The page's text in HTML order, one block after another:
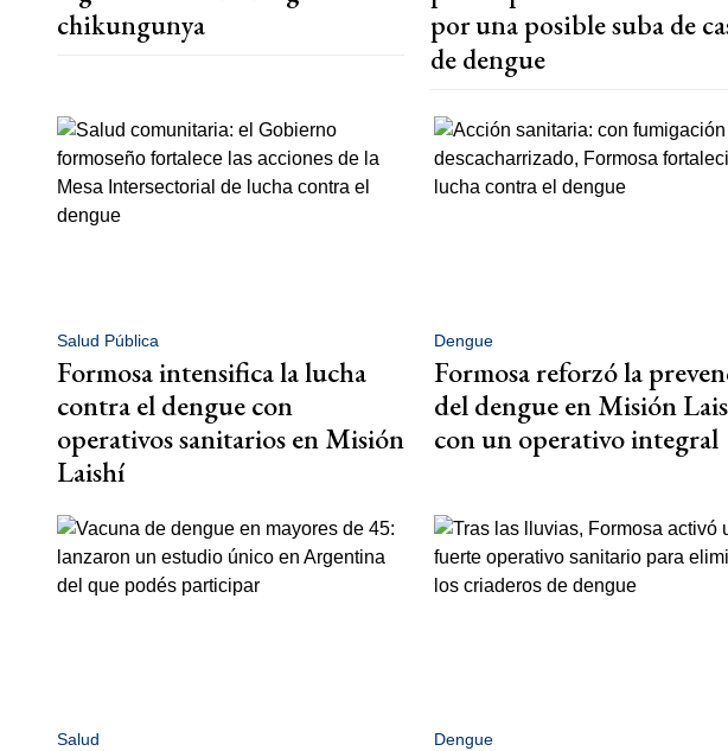
chikungunya
por una posible suba de
de dengue
Salud Pública
Formosa intensifica la lucha
contra el dengue con
operativos sanitarios en Misión
Laishí
Dengue
Formosa reforzó la
del dengue en Misión
con un operativo integral
Salud Dengue